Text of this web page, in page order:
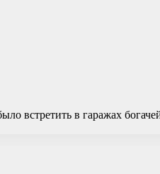
встретить в гаражах